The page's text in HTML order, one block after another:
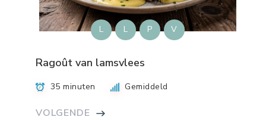
L L P V
Ragoût van lamsvlees
35 minuten Gemiddeld
VOLGENDE